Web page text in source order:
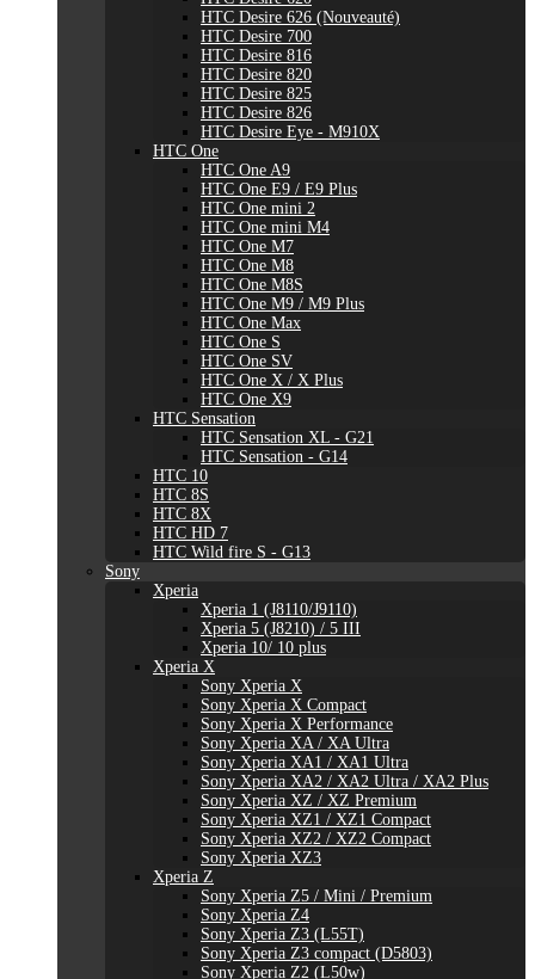
HTC Desire 626 (Nouveauté)
HTC Desire 700
HTC Desire 816
HTC Desire 820
HTC Desire 825
HTC Desire 826
HTC Desire Eye - M910X
HTC One
HTC One A9
HTC One E9 / E9 Plus
HTC One mini 2
HTC One mini M4
HTC One M7
HTC One M8
HTC One M8S
HTC One M9 / M9 Plus
HTC One Max
HTC One S
HTC One SV
HTC One X / X Plus
HTC One X9
HTC Sensation
HTC Sensation XL - G21
HTC Sensation - G14
HTC 10
HTC 8S
HTC 8X
HTC HD 7
HTC Wild fire S - G13
Sony
Xperia
Xperia 1 (J8110/J9110)
Xperia 5 (J8210) / 5 III
Xperia 10/ 10 plus
Xperia X
Sony Xperia X
Sony Xperia X Compact
Sony Xperia X Performance
Sony Xperia XA / XA Ultra
Sony Xperia XA1 / XA1 Ultra
Sony Xperia XA2 / XA2 Ultra / XA2 Plus
Sony Xperia XZ / XZ Premium
Sony Xperia XZ1 / XZ1 Compact
Sony Xperia XZ2 / XZ2 Compact
Sony Xperia XZ3
Xperia Z
Sony Xperia Z5 / Mini / Premium
Sony Xperia Z4
Sony Xperia Z3 (L55T)
Sony Xperia Z3 compact (D5803)
Sony Xperia Z2 (L50w)